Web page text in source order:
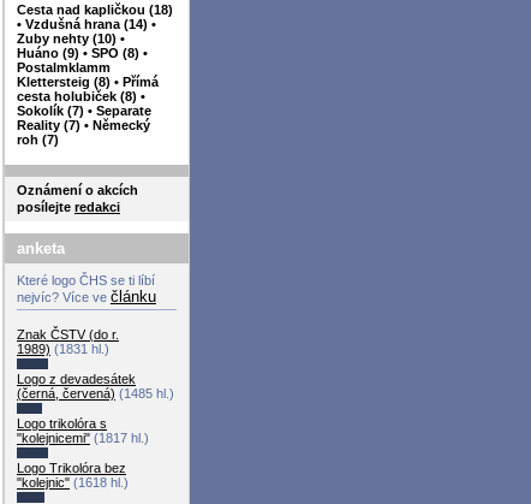
Cesta nad kapličkou (18)
• Vzdušná hrana (14) •
Zuby nehty (10) •
Huáno (9) • SPO (8) •
Postalmklamm
Klettersteig (8) • Přímá
cesta holubiček (8) •
Sokolík (7) • Separate
Reality (7) • Německý
roh (7)
Oznámení o akcích
posílejte redakci
anketa
Které logo ČHS se ti líbí
nejvíc? Více ve článku
Znak ČSTV (do r.
1989) (1831 hl.)
Logo z devadesátek
(černá, červená) (1485 hl.)
Logo trikolóra s
"kolejnicemi" (1817 hl.)
Logo Trikolóra bez
"kolejnic" (1618 hl.)